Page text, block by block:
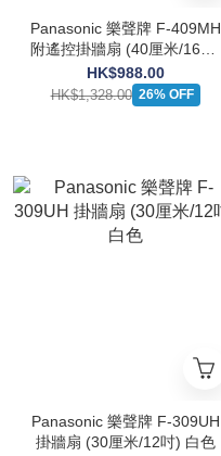
Panasonic 樂聲牌 F-409MH
附遙控掛牆扇 (40厘米/16吋)
灰色
HK$988.00
HK$1,328.00 26% OFF
Panasonic 樂聲牌 F-309UH
掛牆扇 (30厘米/12吋) 白色